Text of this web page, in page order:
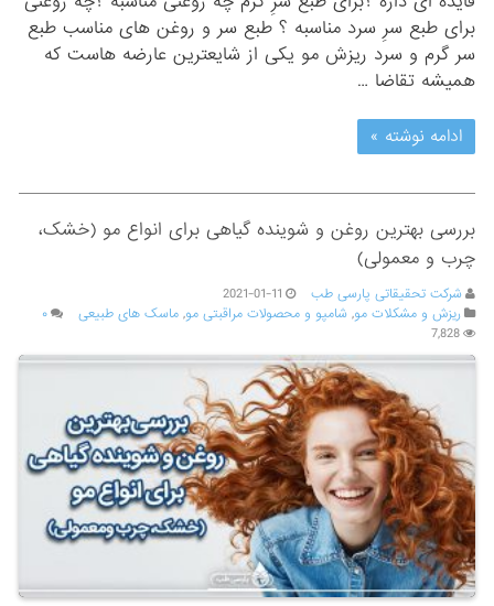
برای طبع سرِ سرد مناسبه ؟ طبع سر و روغن های مناسب طبع
سر گرم و سرد ریزش مو یکی از شایعترین عارضه هاست که
همیشه تقاضا …
ادامه نوشته »
بررسی بهترین روغن و شوینده گیاهی برای انواع مو (خشک،
چرب و معمولی)
شرکت تحقیقاتی پارسی طب
2021-01-11
ریزش و مشکلات مو,شامپو و محصولات مراقبتی مو,ماسک های طبیعی
۰
7,828